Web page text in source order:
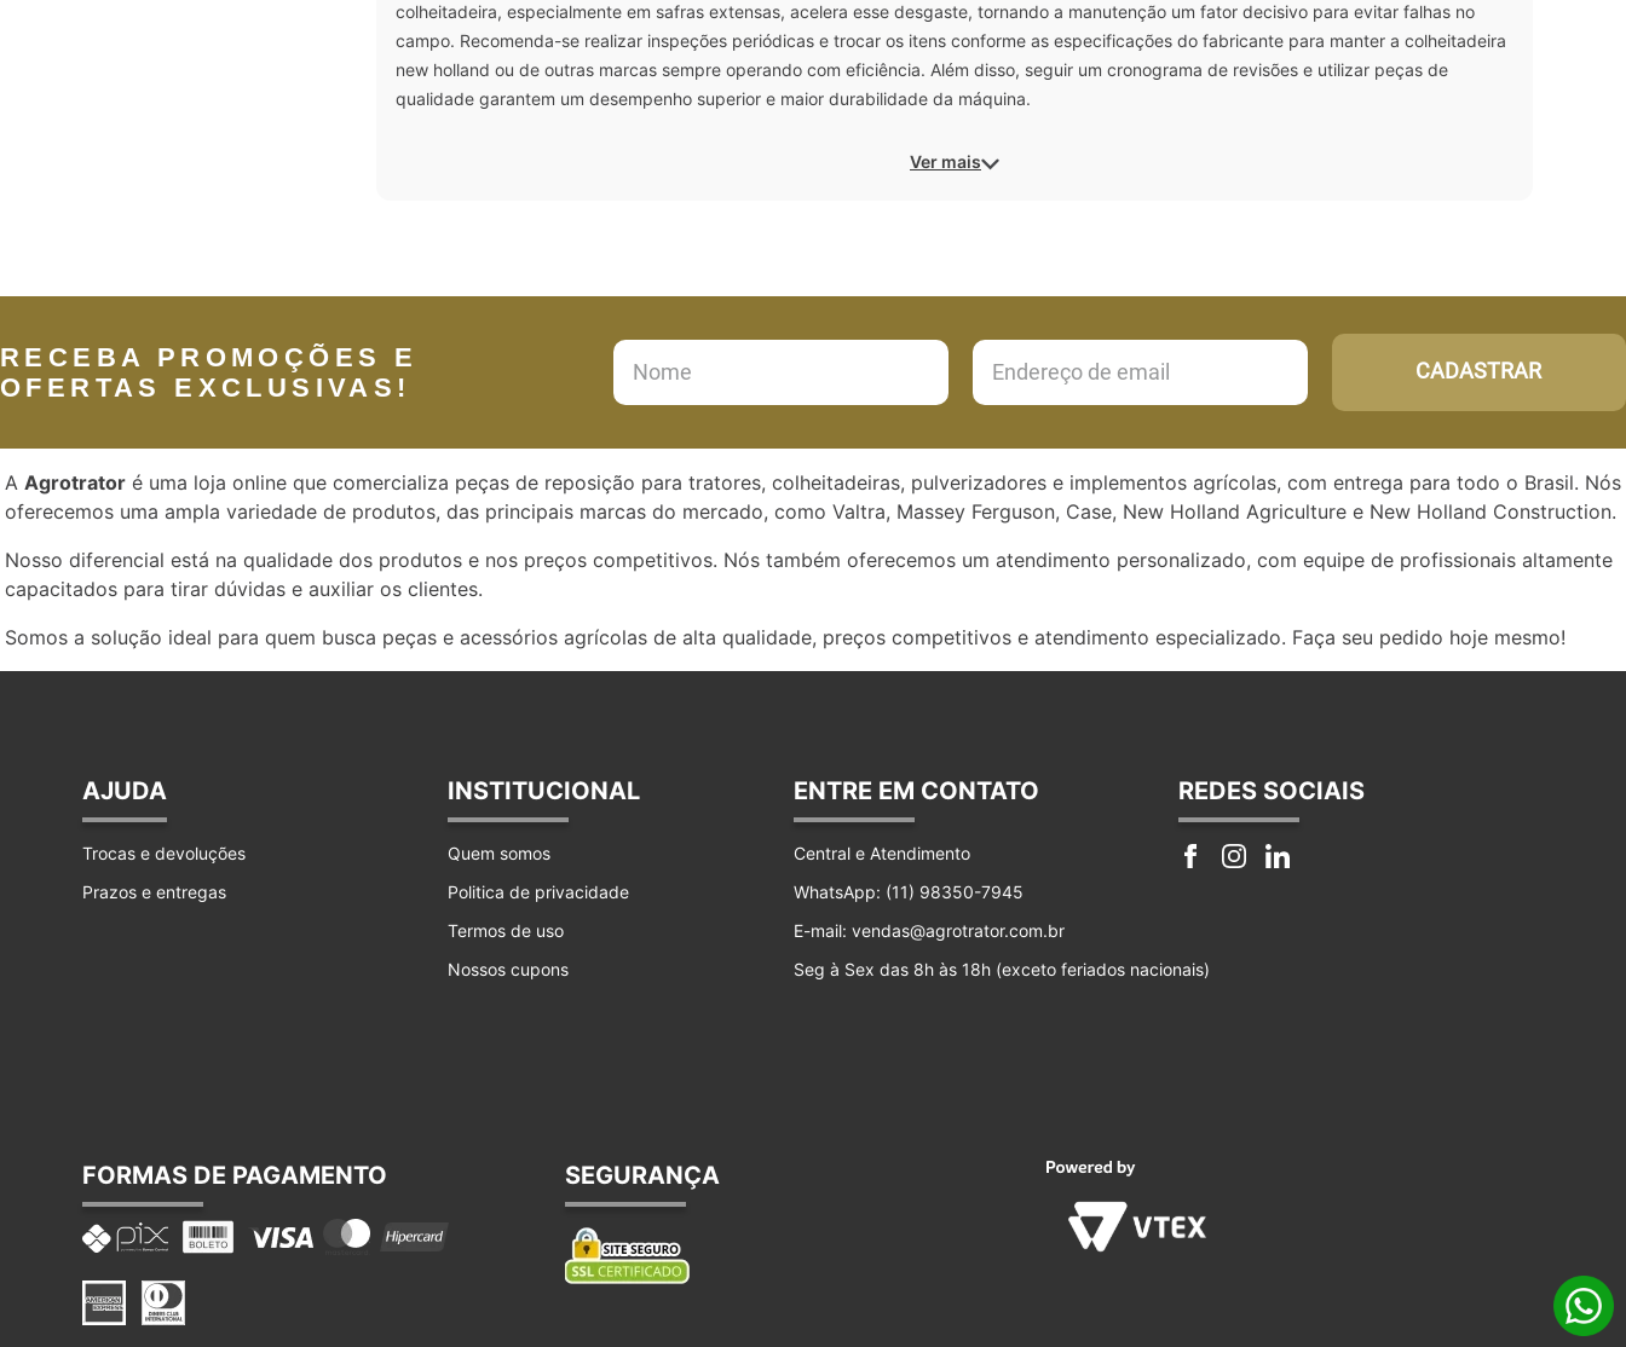
colheitadeira, especialmente em safras extensas, acelera esse desgaste, tornando a manutenção um fator decisivo para evitar falhas no
campo. Recomenda-se realizar inspeções periódicas e trocar os itens conforme as especificações do fabricante para manter a colheitadeira
new holland ou de outras marcas sempre operando com eficiência. Além disso, seguir um cronograma de revisões e utilizar peças de
qualidade garantem um desempenho superior e maior durabilidade da máquina.
Ver mais
RECEBA PROMOÇÕES E
OFERTAS EXCLUSIVAS!
CADASTRAR
A Agrotrator é uma loja online que comercializa peças de reposição para tratores, colheitadeiras, pulverizadores e implementos agrícolas, com entrega para todo o Brasil. Nós
oferecemos uma ampla variedade de produtos, das principais marcas do mercado, como Valtra, Massey Ferguson, Case, New Holland Agriculture e New Holland Construction.
Nosso diferencial está na qualidade dos produtos e nos preços competitivos. Nós também oferecemos um atendimento personalizado, com equipe de profissionais altamente
capacitados para tirar dúvidas e auxiliar os clientes.
Somos a solução ideal para quem busca peças e acessórios agrícolas de alta qualidade, preços competitivos e atendimento especializado. Faça seu pedido hoje mesmo!
AJUDA
Trocas e devoluções
Prazos e entregas
INSTITUCIONAL
Quem somos
Politica de privacidade
Termos de uso
Nossos cupons
ENTRE EM CONTATO
Central e Atendimento
WhatsApp: (11) 98350-7945
E-mail: vendas@agrotrator.com.br
Seg à Sex das 8h às 18h (exceto feriados nacionais)
REDES SOCIAIS
FORMAS DE PAGAMENTO SEGURANÇA